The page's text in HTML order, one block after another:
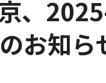
、
お知ら